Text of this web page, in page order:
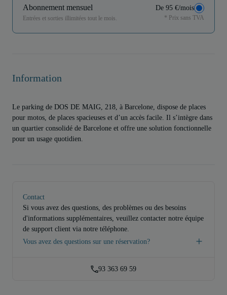
Abonnement mensuel
Entrées et sorties illimitées tout le mois.
De 95 €/mois
* Prix sans TVA
Information
Le parking de DOS DE MAIG, 218, à Barcelone, dispose de places
pour motos, de places spacieuses et d’un accès facile. Il s’intègre dans
un quartier consolidé de Barcelone et offre une solution fonctionnelle
pour un usage quotidien.
Contact
Si vous avez des questions, des problèmes ou des besoins
d'informations supplémentaires, veuillez contacter notre équipe
de support client via notre téléphone.
Vous avez des questions sur une réservation?
93 363 69 59